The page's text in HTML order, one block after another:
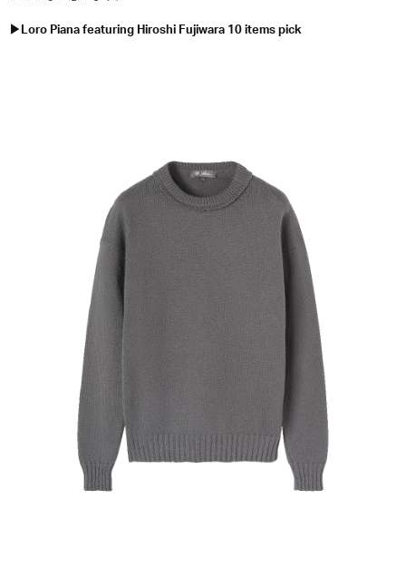
▶︎Loro Piana featuring Hiroshi Fujiwara 10 items pick